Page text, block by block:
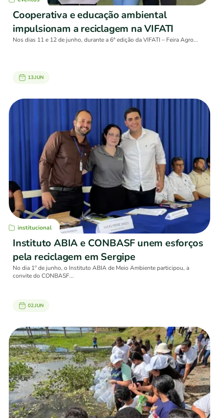
Cooperativa e educação ambiental
impulsionam a reciclagem na VIFATI
Nos dias 11 e 12 de junho, durante a 6ª edição da VIFATI – Feira Agro...
13.JUN
institucional
Instituto ABIA e CONBASF unem esforços
pela reciclagem em Sergipe
No dia 1º de junho, o Instituto ABIA de Meio Ambiente participou, a
convite do CONBASF...
02.JUN